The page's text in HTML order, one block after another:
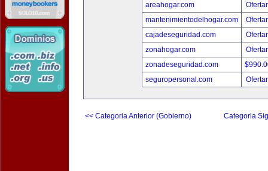
areahogar.com
mantenimientodelhogar.com
cajadeseguridad.com
zonahogar.com
zonadeseguridad.com
seguropersonal.com
<< Categoria Anterior (Gobierno) Categoria